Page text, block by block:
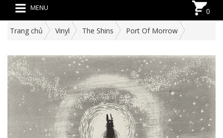
MENU 0
Trang chủ Vinyl The Shins Port Of Morrow